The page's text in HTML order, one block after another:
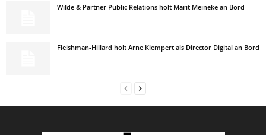
Wilde & Partner Public Relations holt Marit Meineke an Bord
Fleishman-Hillard holt Arne Klempert als Director Digital an Bord